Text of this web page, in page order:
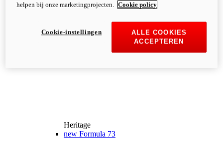
Heritage
new Formula 73
helpen bij onze marketingprojecten.
Cookie policy
ALLE COOKIES
ACCEPTEREN
Cookie-instellingen